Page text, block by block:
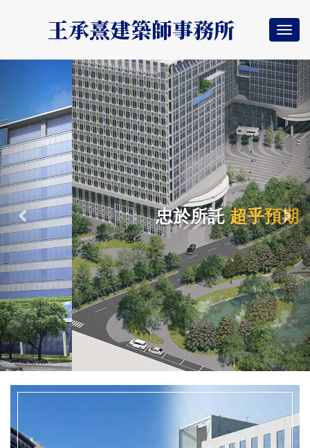
王承熹建築師事務所
忠於所託超乎預期
Previous